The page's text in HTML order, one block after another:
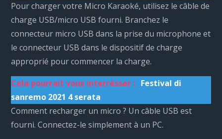
Pour charger votre Micro Karaoké, utilisez le câble de
charge USB/micro USB fourni. Branchez le
connecteur micro USB dans la prise du microphone et
le connecteur USB dans le dispositif de charge
approprié pour commencer la charge.
Cela pourrait vous interrésser : Festival di
sanremo 2021 4 serata
Comment recharger un micro ? Un câble USB est
fourni. Connectez-le simplement à un PC.